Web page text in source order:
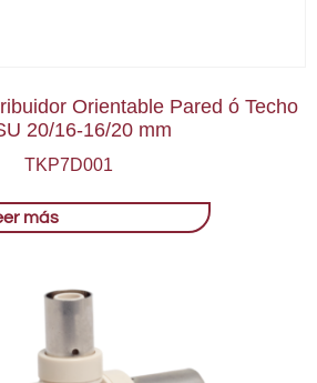
Orientable Pared ó Techo
20/16-16/20 mm
TKP7D001
más